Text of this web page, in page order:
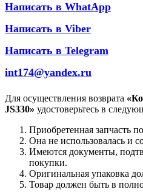
Написать в WhatApp
Написать в Viber
Написать в Telegram
int174@yandex.ru
Для осуществления возврата
JS330» удостоверьтесь в
Приобретенная запчасть
Она не использовалась и
Имеются документы,
покупки.
Оригинальная упаковка
Товар должен быть в